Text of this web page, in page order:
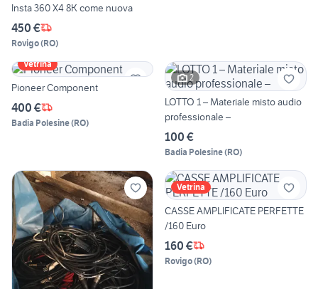
Insta 360 X4 8K come nuova
450 €
Rovigo(RO)
Vetrina
Pioneer Component
400 €
Badia Polesine(RO)
2
LOTTO 1 – Materiale misto audio
professionale –
100 €
Badia Polesine(RO)
Vetrina
CASSE AMPLIFICATE PERFETTE
/160 Euro
160 €
Rovigo(RO)